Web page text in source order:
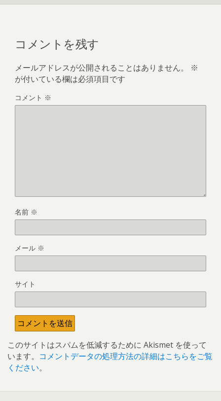
コメントを残す
メールアドレスが公開されることはありません。
※
が付いている欄は必須項目です
コメント ※
名前 ※
メール ※
サイト
このサイトはスパムを低減するために Akismet を使って
います。 コメントデータの処理方法の詳細はこちらをご覧
ください。